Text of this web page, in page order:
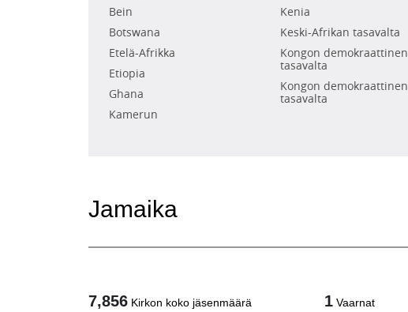
Bein
Botswana
Etelä-Afrikka
Etiopia
Ghana
Kamerun
Kenia
Keski-Afrikan tasavalta
Kongon demokraattinen
tasavalta
Kongon demokraattinen
tasavalta
Jamaika
7,856 Kirkon koko jäsenmäärä 1 Vaarnat